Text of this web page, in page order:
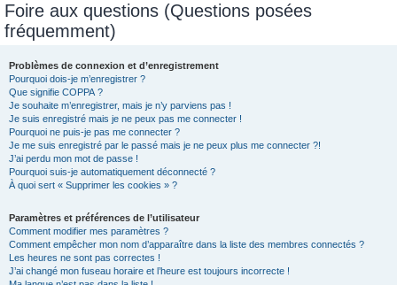
Foire aux questions (Questions posées
fréquemment)
Problèmes de connexion et d’enregistrement
Pourquoi dois-je m’enregistrer ?
Que signifie COPPA ?
Je souhaite m’enregistrer, mais je n’y parviens pas !
Je suis enregistré mais je ne peux pas me connecter !
Pourquoi ne puis-je pas me connecter ?
Je me suis enregistré par le passé mais je ne peux plus me connecter ?!
J’ai perdu mon mot de passe !
Pourquoi suis-je automatiquement déconnecté ?
À quoi sert « Supprimer les cookies » ?
Paramètres et préférences de l’utilisateur
Comment modifier mes paramètres ?
Comment empêcher mon nom d’apparaître dans la liste des membres connectés ?
Les heures ne sont pas correctes !
J’ai changé mon fuseau horaire et l’heure est toujours incorrecte !